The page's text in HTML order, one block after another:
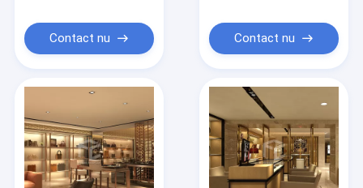
OntwerpContact nu Contact nu